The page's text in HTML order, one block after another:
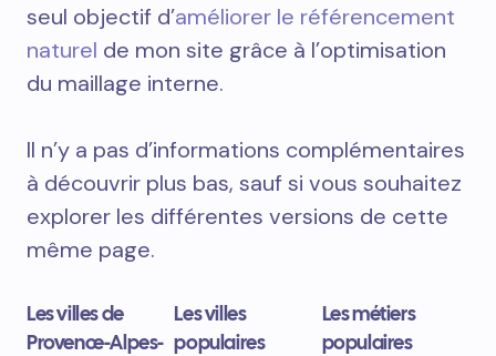
seul objectif d’améliorer le référencement
naturel de mon site grâce à l’optimisation
du maillage interne.
Il n’y a pas d’informations complémentaires
à découvrir plus bas, sauf si vous souhaitez
explorer les différentes versions de cette
même page.
Les villes de
Provence-Alpes-
Les villes
populaires
Les métiers
populaires